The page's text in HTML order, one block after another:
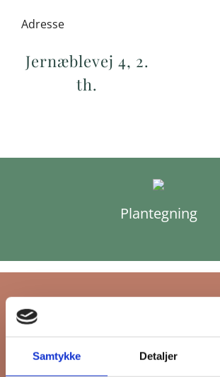
Samtykke Detaljer
Adresse
Jernæblevej 4, 2.
th.
Plantegning
Tilmeld dig FB